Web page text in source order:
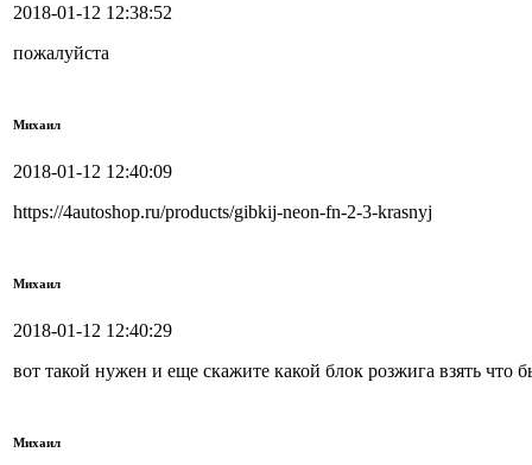
2018-01-12 12:38:52
пожалуйста
Михаил
2018-01-12 12:40:09
https://4autoshop.ru/products/gibkij-neon-fn-2-3-krasnyj
Михаил
2018-01-12 12:40:29
вот такой нужен и еще скажите какой блок розжига взять что
Михаил